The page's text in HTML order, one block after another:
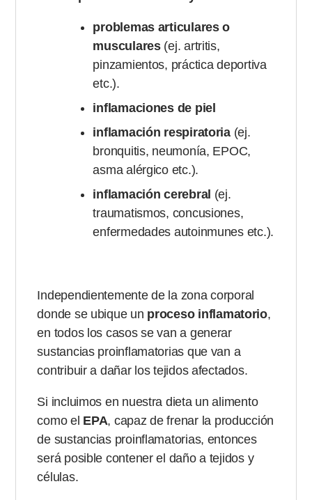
problemas articulares o
musculares (ej. artritis,
pinzamientos, práctica deportiva
etc.).
inflamaciones de piel
inflamación respiratoria (ej.
bronquitis, neumonía, EPOC,
asma alérgico etc.).
inflamación cerebral (ej.
traumatismos, concusiones,
enfermedades autoinmunes etc.).
Independientemente de la zona corporal
donde se ubique un proceso inflamatorio,
en todos los casos se van a generar
sustancias proinflamatorias que van a
contribuir a dañar los tejidos afectados.
Si incluimos en nuestra dieta un alimento
como el EPA, capaz de frenar la producción
de sustancias proinflamatorias, entonces
será posible contener el daño a tejidos y
células.